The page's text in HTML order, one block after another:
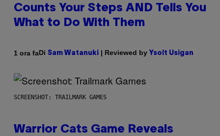
Counts Your Steps AND Tells You
What to Do With Them
1 ora faDi Sam Watanuki | Reviewed by Ysolt Usigan
SCREENSHOT: TRAILMARK GAMES
Warrior Cats Game Reveals